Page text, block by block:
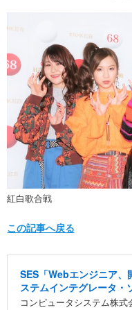
ショッピング
紅白歌合戦
この記事へ戻る
SES「Webエンジニア、
ステムインテグレータ・
コンピュータシステム株式